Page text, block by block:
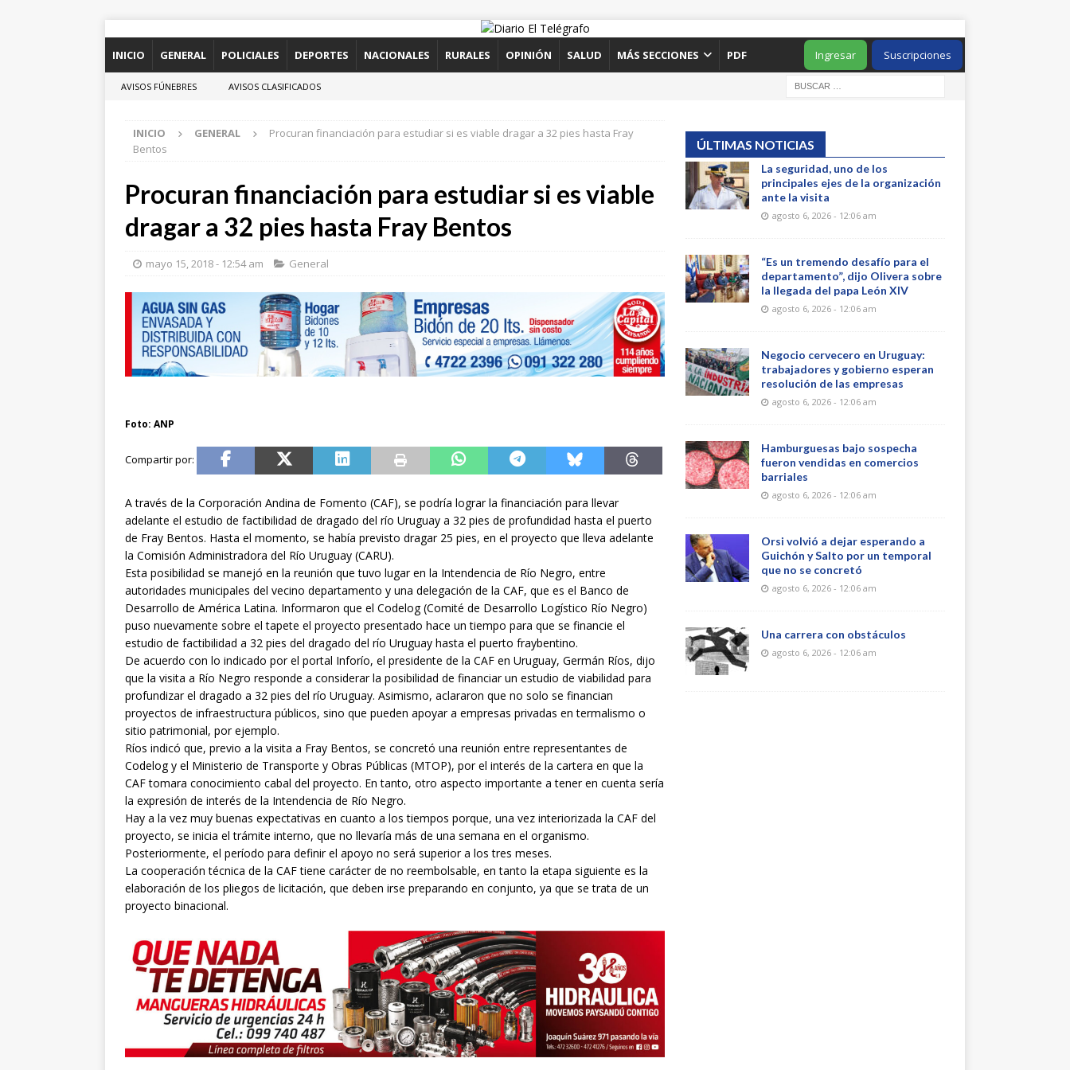
INICIO GENERAL POLICIALES DEPORTES NACIONALES RURALES OPINIÓN SALUD MÁS SECCIONES PDF Suscripciones
Ingresar
AVISOS FÚNEBRES AVISOS CLASIFICADOS
INICIO GENERAL
Procuran financiación para estudiar si es viable dragar a 32 pies hasta Fray
Bentos
Procuran financiación para estudiar si es viable
dragar a 32 pies hasta Fray Bentos
mayo 15, 2018 - 12:54 am General
Foto: ANP
A través de la Corporación Andina de Fomento (CAF), se podría lograr la financiación para llevar
adelante el estudio de factibilidad de dragado del río Uruguay a 32 pies de profundidad hasta el puerto
de Fray Bentos. Hasta el momento, se había previsto dragar 25 pies, en el proyecto que lleva adelante
la Comisión Administradora del Río Uruguay (CARU).
Esta posibilidad se manejó en la reunión que tuvo lugar en la Intendencia de Río Negro, entre
autoridades municipales del vecino departamento y una delegación de la CAF, que es el Banco de
Desarrollo de América Latina. Informaron que el Codelog (Comité de Desarrollo Logístico Río Negro)
puso nuevamente sobre el tapete el proyecto presentado hace un tiempo para que se financie el
estudio de factibilidad a 32 pies del dragado del río Uruguay hasta el puerto fraybentino.
De acuerdo con lo indicado por el portal Inforío, el presidente de la CAF en Uruguay, Germán Ríos, dijo
que la visita a Río Negro responde a considerar la posibilidad de financiar un estudio de viabilidad para
profundizar el dragado a 32 pies del río Uruguay. Asimismo, aclararon que no solo se financian
proyectos de infraestructura públicos, sino que pueden apoyar a empresas privadas en termalismo o
sitio patrimonial, por ejemplo.
Ríos indicó que, previo a la visita a Fray Bentos, se concretó una reunión entre representantes de
Codelog y el Ministerio de Transporte y Obras Públicas (MTOP), por el interés de la cartera en que la
CAF tomara conocimiento cabal del proyecto. En tanto, otro aspecto importante a tener en cuenta sería
la expresión de interés de la Intendencia de Río Negro.
Hay a la vez muy buenas expectativas en cuanto a los tiempos porque, una vez interiorizada la CAF del
proyecto, se inicia el trámite interno, que no llevaría más de una semana en el organismo.
Posteriormente, el período para definir el apoyo no será superior a los tres meses.
La cooperación técnica de la CAF tiene carácter de no reembolsable, en tanto la etapa siguiente es la
elaboración de los pliegos de licitación, que deben irse preparando en conjunto, ya que se trata de un
proyecto binacional.
ÚLTIMAS NOTICIAS
La seguridad, uno de los
principales ejes de la organización
ante la visita
agosto 6, 2026 - 12:06 am
“Es un tremendo desafío para el
departamento”, dijo Olivera sobre
la llegada del papa León XIV
agosto 6, 2026 - 12:06 am
Negocio cervecero en Uruguay:
trabajadores y gobierno esperan
resolución de las empresas
agosto 6, 2026 - 12:06 am
Hamburguesas bajo sospecha
fueron vendidas en comercios
barriales
agosto 6, 2026 - 12:06 am
Orsi volvió a dejar esperando a
Guichón y Salto por un temporal
que no se concretó
agosto 6, 2026 - 12:06 am
Una carrera con obstáculos
agosto 6, 2026 - 12:06 am